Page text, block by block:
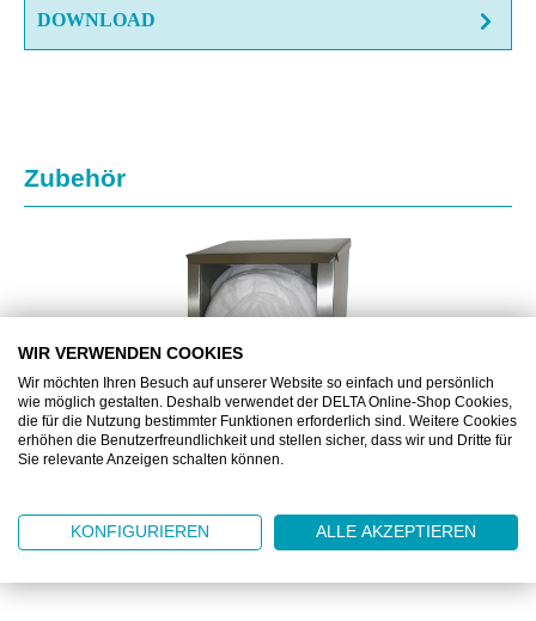
DOWNLOAD
Produktgalerie überspringen
Zubehör
FMS88939
WIR VERWENDEN COOKIES
Wir möchten Ihren Besuch auf unserer Website so einfach und persönlich
wie möglich gestalten. Deshalb verwendet der DELTA Online-Shop Cookies,
die für die Nutzung bestimmter Funktionen erforderlich sind. Weitere Cookies
erhöhen die Benutzerfreundlichkeit und stellen sicher, dass wir und Dritte für
Sie relevante Anzeigen schalten können.
KONFIGURIEREN ALLE AKZEPTIEREN